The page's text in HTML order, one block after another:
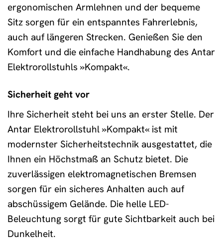
ergonomischen Armlehnen und der bequeme
Sitz sorgen für ein entspanntes Fahrerlebnis,
auch auf längeren Strecken. Genießen Sie den
Komfort und die einfache Handhabung des Antar
Elektrorollstuhls »Kompakt«.
Sicherheit geht vor
Ihre Sicherheit steht bei uns an erster Stelle. Der
Antar Elektrorollstuhl »Kompakt« ist mit
modernster Sicherheitstechnik ausgestattet, die
Ihnen ein Höchstmaß an Schutz bietet. Die
zuverlässigen elektromagnetischen Bremsen
sorgen für ein sicheres Anhalten auch auf
abschüssigem Gelände. Die helle LED-
Beleuchtung sorgt für gute Sichtbarkeit auch bei
Dunkelheit.